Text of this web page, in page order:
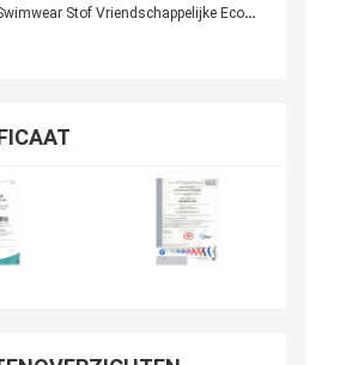
Stof Vriendschappelijke Eco